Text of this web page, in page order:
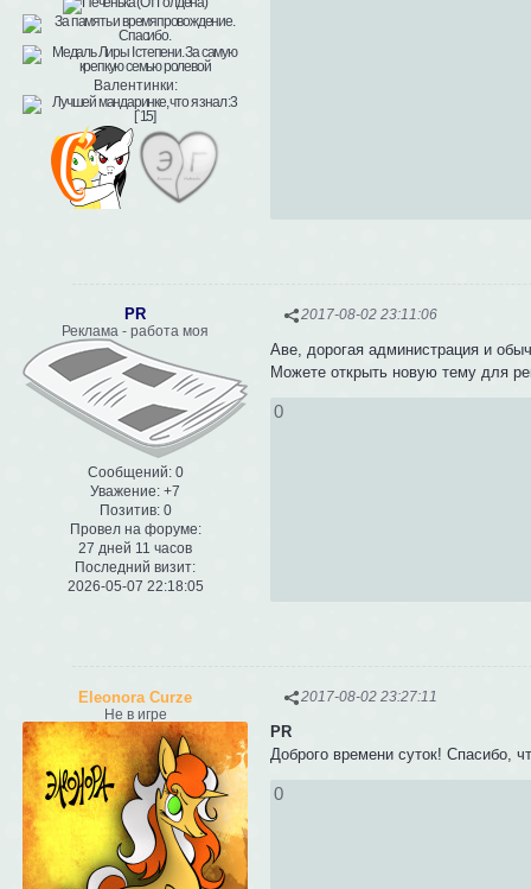
Валентинки:
2017-08-02 23:11:06
PR
Реклама - работа моя
Сообщений:0
Уважение: +7
Позитив: 0
Провел на форуме:
27 дней 11 часов
Последний визит:
2026-05-07 22:18:05
Аве, дорогая администрация и
Можете открыть новую тему для
0
2017-08-02 23:27:11
Eleonora Curze
Не в игре
PR
Доброго времени суток! Спасибо,
0